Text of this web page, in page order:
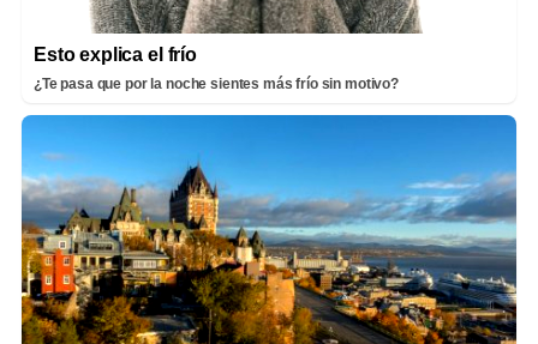
Esto explica el frío
¿Te pasa que por la noche sientes más frío sin motivo?